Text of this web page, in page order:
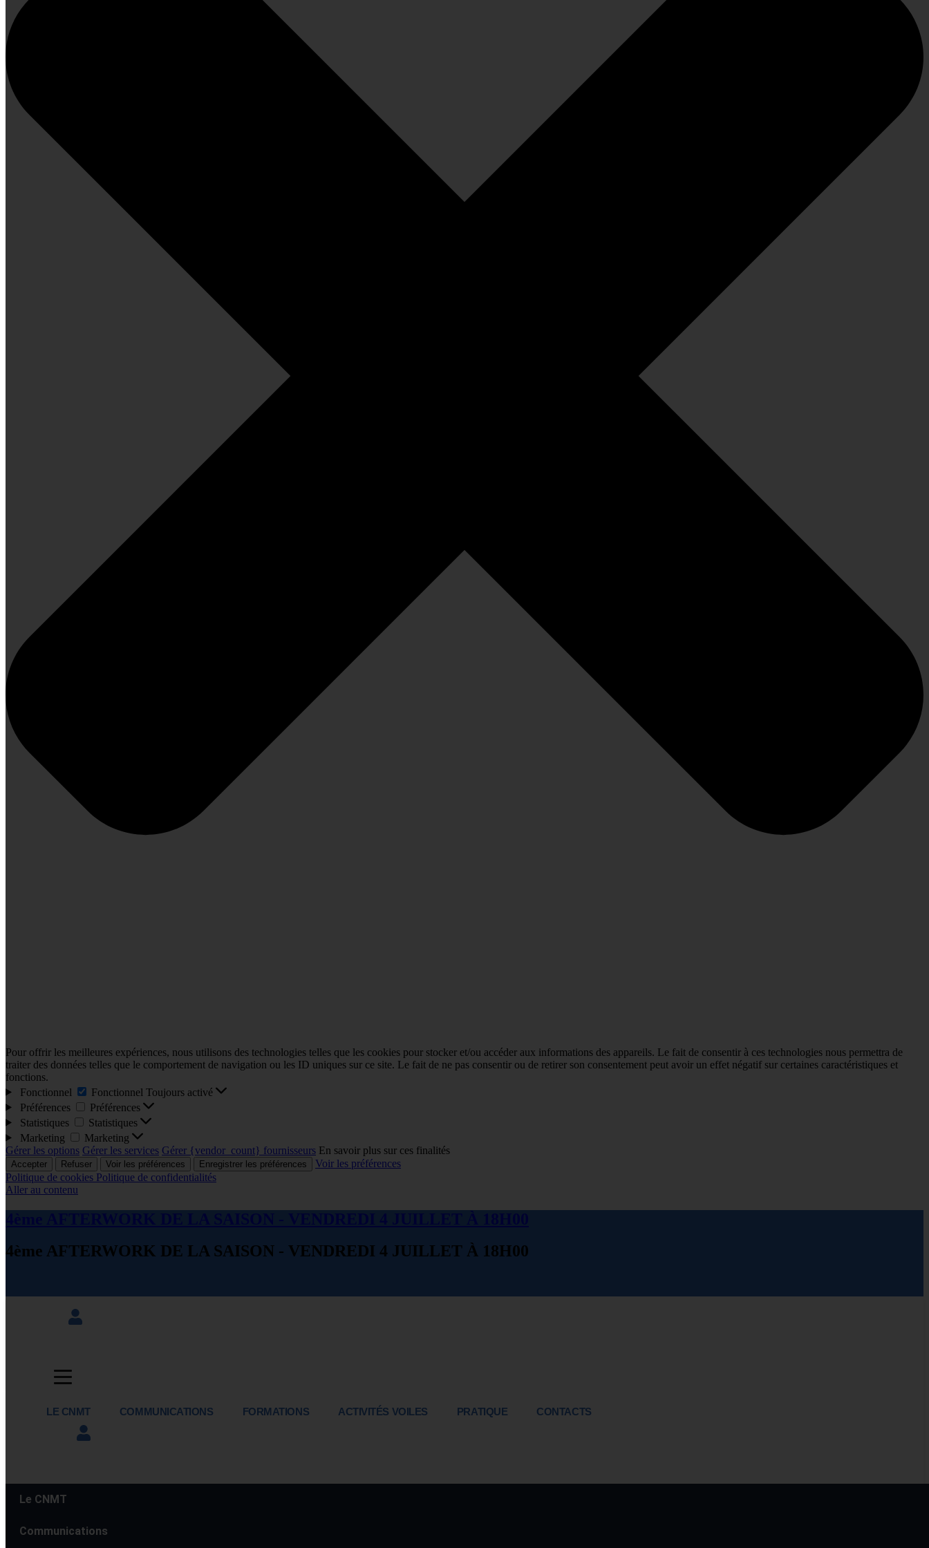
Pour offrir les meilleures expériences, nous utilisons des technologies telles que les cookies pour stocker et/ou accéder aux informations des appareils. Le fait de consentir à ces technologies nous permettra de
traiter des données telles que le comportement de navigation ou les ID uniques sur ce site. Le fait de ne pas consentir ou de retirer son consentement peut avoir un effet négatif sur certaines caractéristiques et
fonctions.
Fonctionnel
Fonctionnel Toujours activé
Préférences
Préférences
Statistiques
Statistiques
Marketing
Marketing
Gérer les options Gérer les services Gérer {vendor_count} fournisseurs En savoir plus sur ces finalités
Accepter Refuser Voir les préférences Enregistrer les préférences
Voir les préférences
Politique de cookies Politique de confidentialités
Aller au contenu
4ème AFTERWORK DE LA SAISON - VENDREDI 4 JUILLET À 18H00
LE CNMT COMMUNICATIONS FORMATIONS ACTIVITÉS VOILES PRATIQUE CONTACTS
Le CNMT
Communications